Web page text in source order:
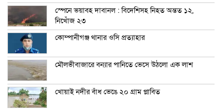
স্পেনে ভয়াবহ দাবানল : বিদেশিসহ নিহত অন্তত ১২,
নিখোঁজ ২৩
কোম্পানীগঞ্জ থানার ওসি প্রত্যাহার
মৌলভীবাজারে বন্যার পানিতে ভেসে উঠলো এক লাশ
খোয়াই নদীর বাঁধ ভেঙে ২০ গ্রাম প্লাবিত